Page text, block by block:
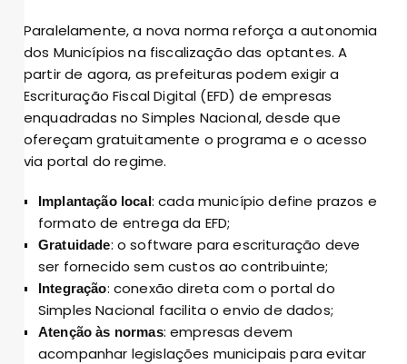
Paralelamente, a nova norma reforça a autonomia
dos Municípios na fiscalização das optantes. A
partir de agora, as prefeituras podem exigir a
Escrituração Fiscal Digital (EFD) de empresas
enquadradas no Simples Nacional, desde que
ofereçam gratuitamente o programa e o acesso
via portal do regime.
Implantação local: cada município define prazos e
formato de entrega da EFD;
Gratuidade: o software para escrituração deve
ser fornecido sem custos ao contribuinte;
Integração: conexão direta com o portal do
Simples Nacional facilita o envio de dados;
Atenção às normas: empresas devem
acompanhar legislações municipais para evitar